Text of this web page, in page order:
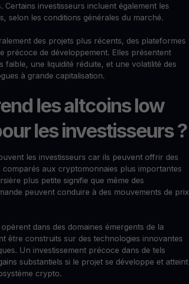
investisseurs incluent également les
selon les conditions générales du marché.
des projets plus récents, des plateformes
précoce de développement. Elles présentent
une liquidité réduite, et une volatilité des
à grande capitalisation.
les altcoins low
les investisseurs ?
les investisseurs car ils peuvent offrir des
aux cryptomonnaies plus importantes
plus petite signifie que même des
peuvent conduire à des mouvements de prix
dans des domaines émergents de la
être construits sur des technologies innovantes
Un investissement précoce dans de tels
substantiels si le projet se développe et atteint
crypto.